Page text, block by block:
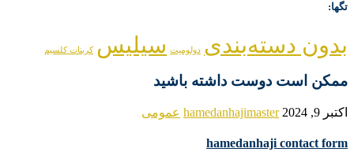
تگها:
بدون دسته‌بندی دولومیت سیلیس کربنات کلسیم
ممکن است دوست داشته باشید
اکتبر 9, 2024 hamedanhajimaster عمومی
hamedanhaji contact form